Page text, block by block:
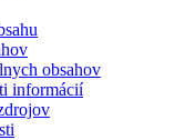
obsahov
informácií